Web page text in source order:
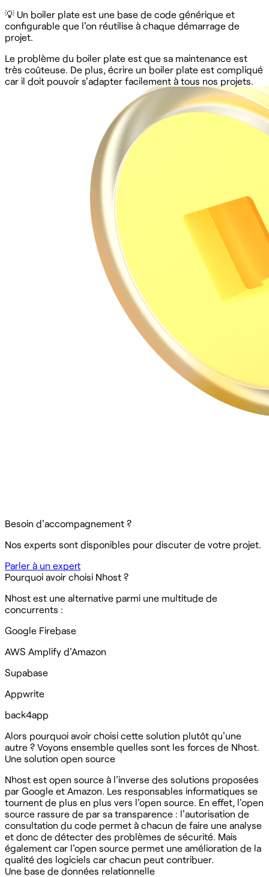
💡 Un boiler plate est une base de code générique et
configurable que l'on réutilise à chaque démarrage de
projet.
Le problème du boiler plate est que sa maintenance est
très coûteuse. De plus, écrire un boiler plate est compliqué
car il doit pouvoir s'adapter facilement à tous nos projets.
Besoin d'accompagnement ?
Nos experts sont disponibles pour discuter de votre projet.
Parler à un expert
Pourquoi avoir choisi Nhost ?
Nhost est une alternative parmi une multitude de
concurrents :
Google Firebase
AWS Amplify d'Amazon
Supabase
Appwrite
back4app
Alors pourquoi avoir choisi cette solution plutôt qu'une
autre ? Voyons ensemble quelles sont les forces de Nhost.‍
Une solution open source
Nhost est open source à l'inverse des solutions proposées
par Google et Amazon. Les responsables informatiques se
tournent de plus en plus vers l'open source. En effet, l'open
source rassure de par sa transparence : l'autorisation de
consultation du code permet à chacun de faire une analyse
et donc de détecter des problèmes de sécurité. Mais
également car l'open source permet une amélioration de la
qualité des logiciels car chacun peut contribuer.
Une base de données relationnelle